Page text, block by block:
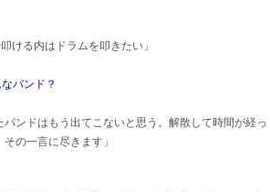
ける内はドラムを叩きたい」
バンド？
ンドはもう出てこないと思う。解散して時間が経っ
の一言に尽きます」